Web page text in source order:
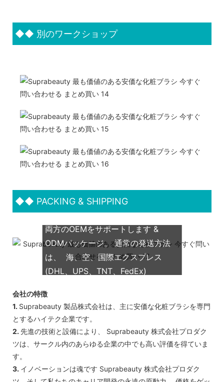
◆◆ 別のワークショップ
◆◆ PACKING & SHIPPING
両方のOEMをサポートします &
ODMパッケージ。 通常の発送方法
は、 海、空、国際エクスプレス
(DHL、UPS、TNT、FedEx)
会社の特徴
1. Suprabeauty 製品株式会社は、主に安価な化粧ブラシを専門
とするハイテク企業です。
2. 先進の技術と設備により、 Suprabeauty 株式会社プロダク
ツは、サークル内のあらゆる企業の中でも高い評価を得ていま
す。
3. イノベーションは魂です Suprabeauty 株式会社プロダク